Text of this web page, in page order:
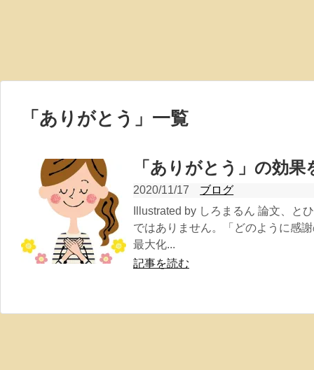
「 ありがとう 」 一覧
「ありがとう」の効
2020/11/17
ブログ
Illustrated by しろまるん 論文、と
ではありません。「どのように感
最大化...
記事を読む